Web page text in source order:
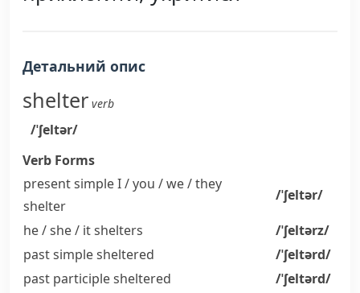
Детальний опис
shelter verb
/ˈʃeltər/
Verb Forms
present simple I / you / we / they
shelter
/ˈʃeltər/
he / she / itshelters
/ˈʃeltərz/
past simplesheltered
/ˈʃeltərd/
past participlesheltered
/ˈʃeltərd/